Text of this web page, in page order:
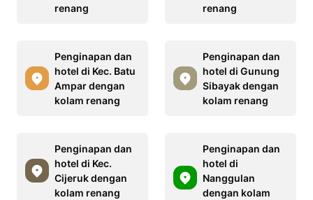
renang
renang
Penginapan dan
hotel di Kec. Batu
Ampar dengan
kolam renang
Penginapan dan
hotel di Gunung
Sibayak dengan
kolam renang
Penginapan dan
hotel di Kec.
Cijeruk dengan
kolam renang
Penginapan dan
hotel di
Nanggulan
dengan kolam